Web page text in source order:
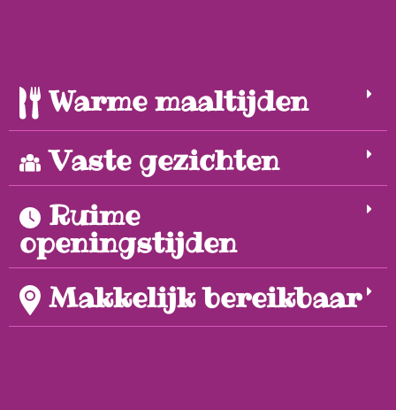
Warme maaltijden
Vaste gezichten
Ruime
openingstijden
Makkelijk bereikbaar